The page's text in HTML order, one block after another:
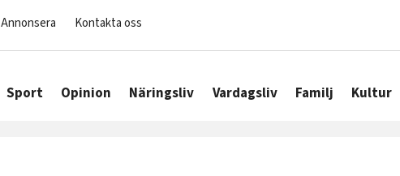
Annonsera Kontakta oss
Sport Opinion Näringsliv Vardagsliv Familj Kultur